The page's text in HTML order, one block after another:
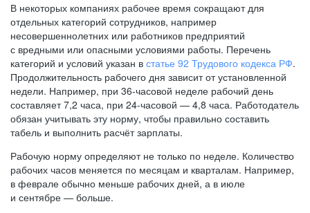
В некоторых компаниях рабочее время сокращают для
отдельных категорий сотрудников, например
несовершеннолетних или работников предприятий
с вредными или опасными условиями работы. Перечень
категорий и условий указан в статье 92 Трудового кодекса РФ.
Продолжительность рабочего дня зависит от установленной
недели. Например, при 36-часовой неделе рабочий день
составляет 7,2 часа, при 24-часовой — 4,8 часа. Работодатель
обязан учитывать эту норму, чтобы правильно составить
табель и выполнить расчёт зарплаты.
Рабочую норму определяют не только по неделе. Количество
рабочих часов меняется по месяцам и кварталам. Например,
в феврале обычно меньше рабочих дней, а в июле
и сентябре — больше.